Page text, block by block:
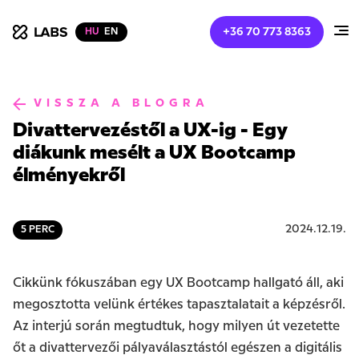
xLabs
HU EN +36 70 773 8363
VISSZA A BLOGRA
Divattervezéstől a UX-ig - Egy
diákunk mesélt a UX Bootcamp
élményekről
5 PERC 2024.12.19.
Cikkünk fókuszában egy UX Bootcamp hallgató áll, aki
megosztotta velünk értékes tapasztalatait a képzésről.
Az interjú során megtudtuk, hogy milyen út vezetette
őt a divattervezői pályaválasztástól egészen a digitális